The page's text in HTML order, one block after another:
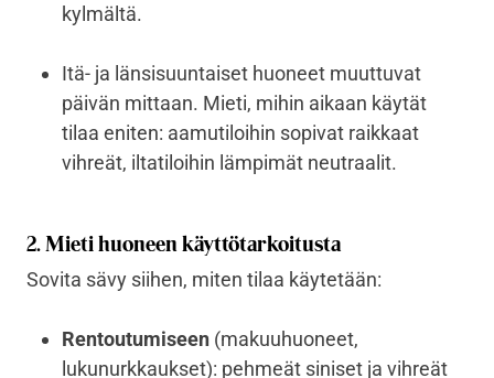
kylmältä.
Itä- ja länsisuuntaiset huoneet muuttuvat
päivän mittaan. Mieti, mihin aikaan käytät
tilaa eniten: aamutiloihin sopivat raikkaat
vihreät, iltatiloihin lämpimät neutraalit.
2. Mieti huoneen käyttötarkoitusta
Sovita sävy siihen, miten tilaa käytetään:
Rentoutumiseen (makuuhuoneet,
lukunurkkaukset): pehmeät siniset ja vihreät